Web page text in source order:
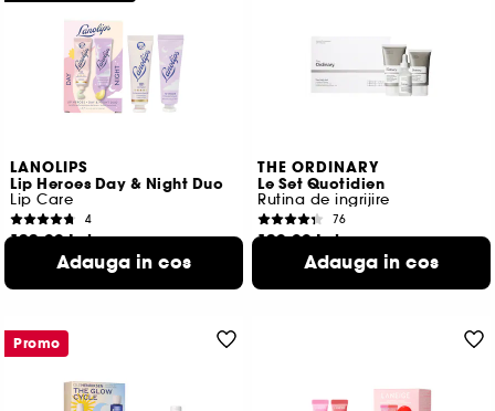
LANOLIPS
Lip Heroes Day & Night Duo
Lip Care
4
122,00 Lei
406,67 Lei /100g
Adauga in cos
THE ORDINARY
Le Set Quotidien
Rutina de ingrijire
76
120,00 Lei
57,14 Lei /100ml
Adauga in cos
Promo